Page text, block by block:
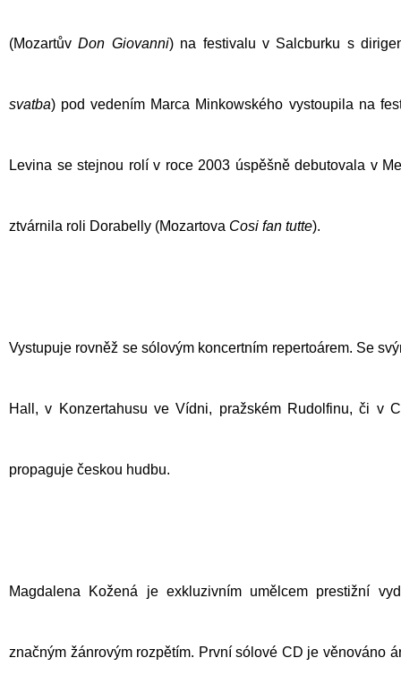
(Mozartův Don Giovanni) na festivalu v Salcburku s
svatba) pod vedením Marca Minkowského vystoupila na
Levina se stejnou rolí v roce 2003 úspěšně debutovala v
ztvárnila roli Dorabelly (Mozartova Cosi fan tutte).
Vystupuje rovněž se sólovým koncertním repertoárem. Se
Hall, v Konzertahusu ve Vídni, pražském Rudolfinu, či v
propaguje českou hudbu.
Magdalena Kožená je exkluzivním umělcem prestižní
značným žánrovým rozpětím. První sólové CD je věnováno